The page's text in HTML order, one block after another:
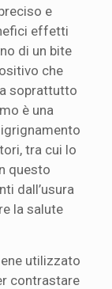
e
effetti
di un bite
che
soprattutto
è una
tra cui lo
questo
dall’usura
la salute
utilizzato
contrastare